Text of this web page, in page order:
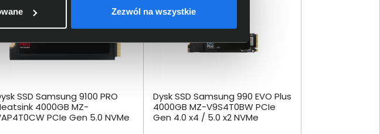
Zezwól na wszystkie
SSD Samsung 9100 PRO
4000GB MZ-
PCIe Gen 5.0 NVMe
Dysk SSD Samsung 990 EVO Plus
4000GB MZ-V9S4T0BW PCIe
Gen 4.0 x4 / 5.0 x2 NVMe